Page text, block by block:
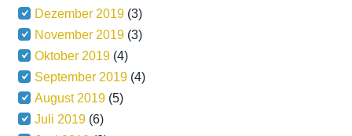
Dezember 2019 (3)
November 2019 (3)
Oktober 2019 (4)
September 2019 (4)
August 2019 (5)
Juli 2019 (6)